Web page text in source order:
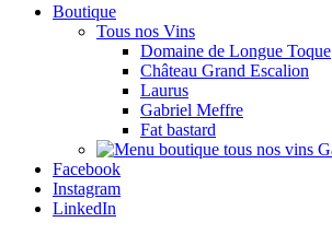
Boutique
Tous nos Vins
Domaine de Longue Toque
Château Grand Escalion
Laurus
Gabriel Meffre
Fat bastard
Facebook
Instagram
LinkedIn